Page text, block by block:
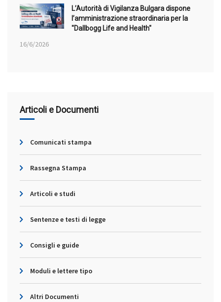
L’Autorità di Vigilanza Bulgara dispone
l’amministrazione straordinaria per la
"Dallbogg Life and Health"
16/6/2026
Articoli e Documenti
Comunicati stampa
Rassegna Stampa
Articoli e studi
Sentenze e testi di legge
Consigli e guide
Moduli e lettere tipo
Altri Documenti